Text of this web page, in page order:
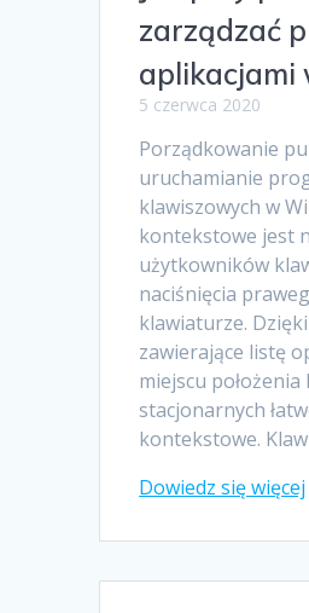
zarządzać
aplikacjami
5 czerwca 2020
Porządkowanie
uruchamianie
klawiszowych w
kontekstowe jest
użytkowników
naciśnięcia
klawiaturze.
zawierające listę
miejscu
stacjonarnych
kontekstowe.
Dowiedz się więcej